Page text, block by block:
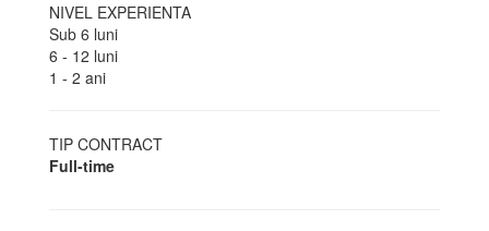
NIVEL EXPERIENTA
Sub 6 luni
6 - 12 luni
1 - 2 ani
TIP CONTRACT
Full-time